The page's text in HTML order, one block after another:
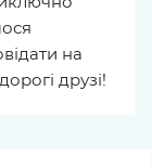
на
друзі!